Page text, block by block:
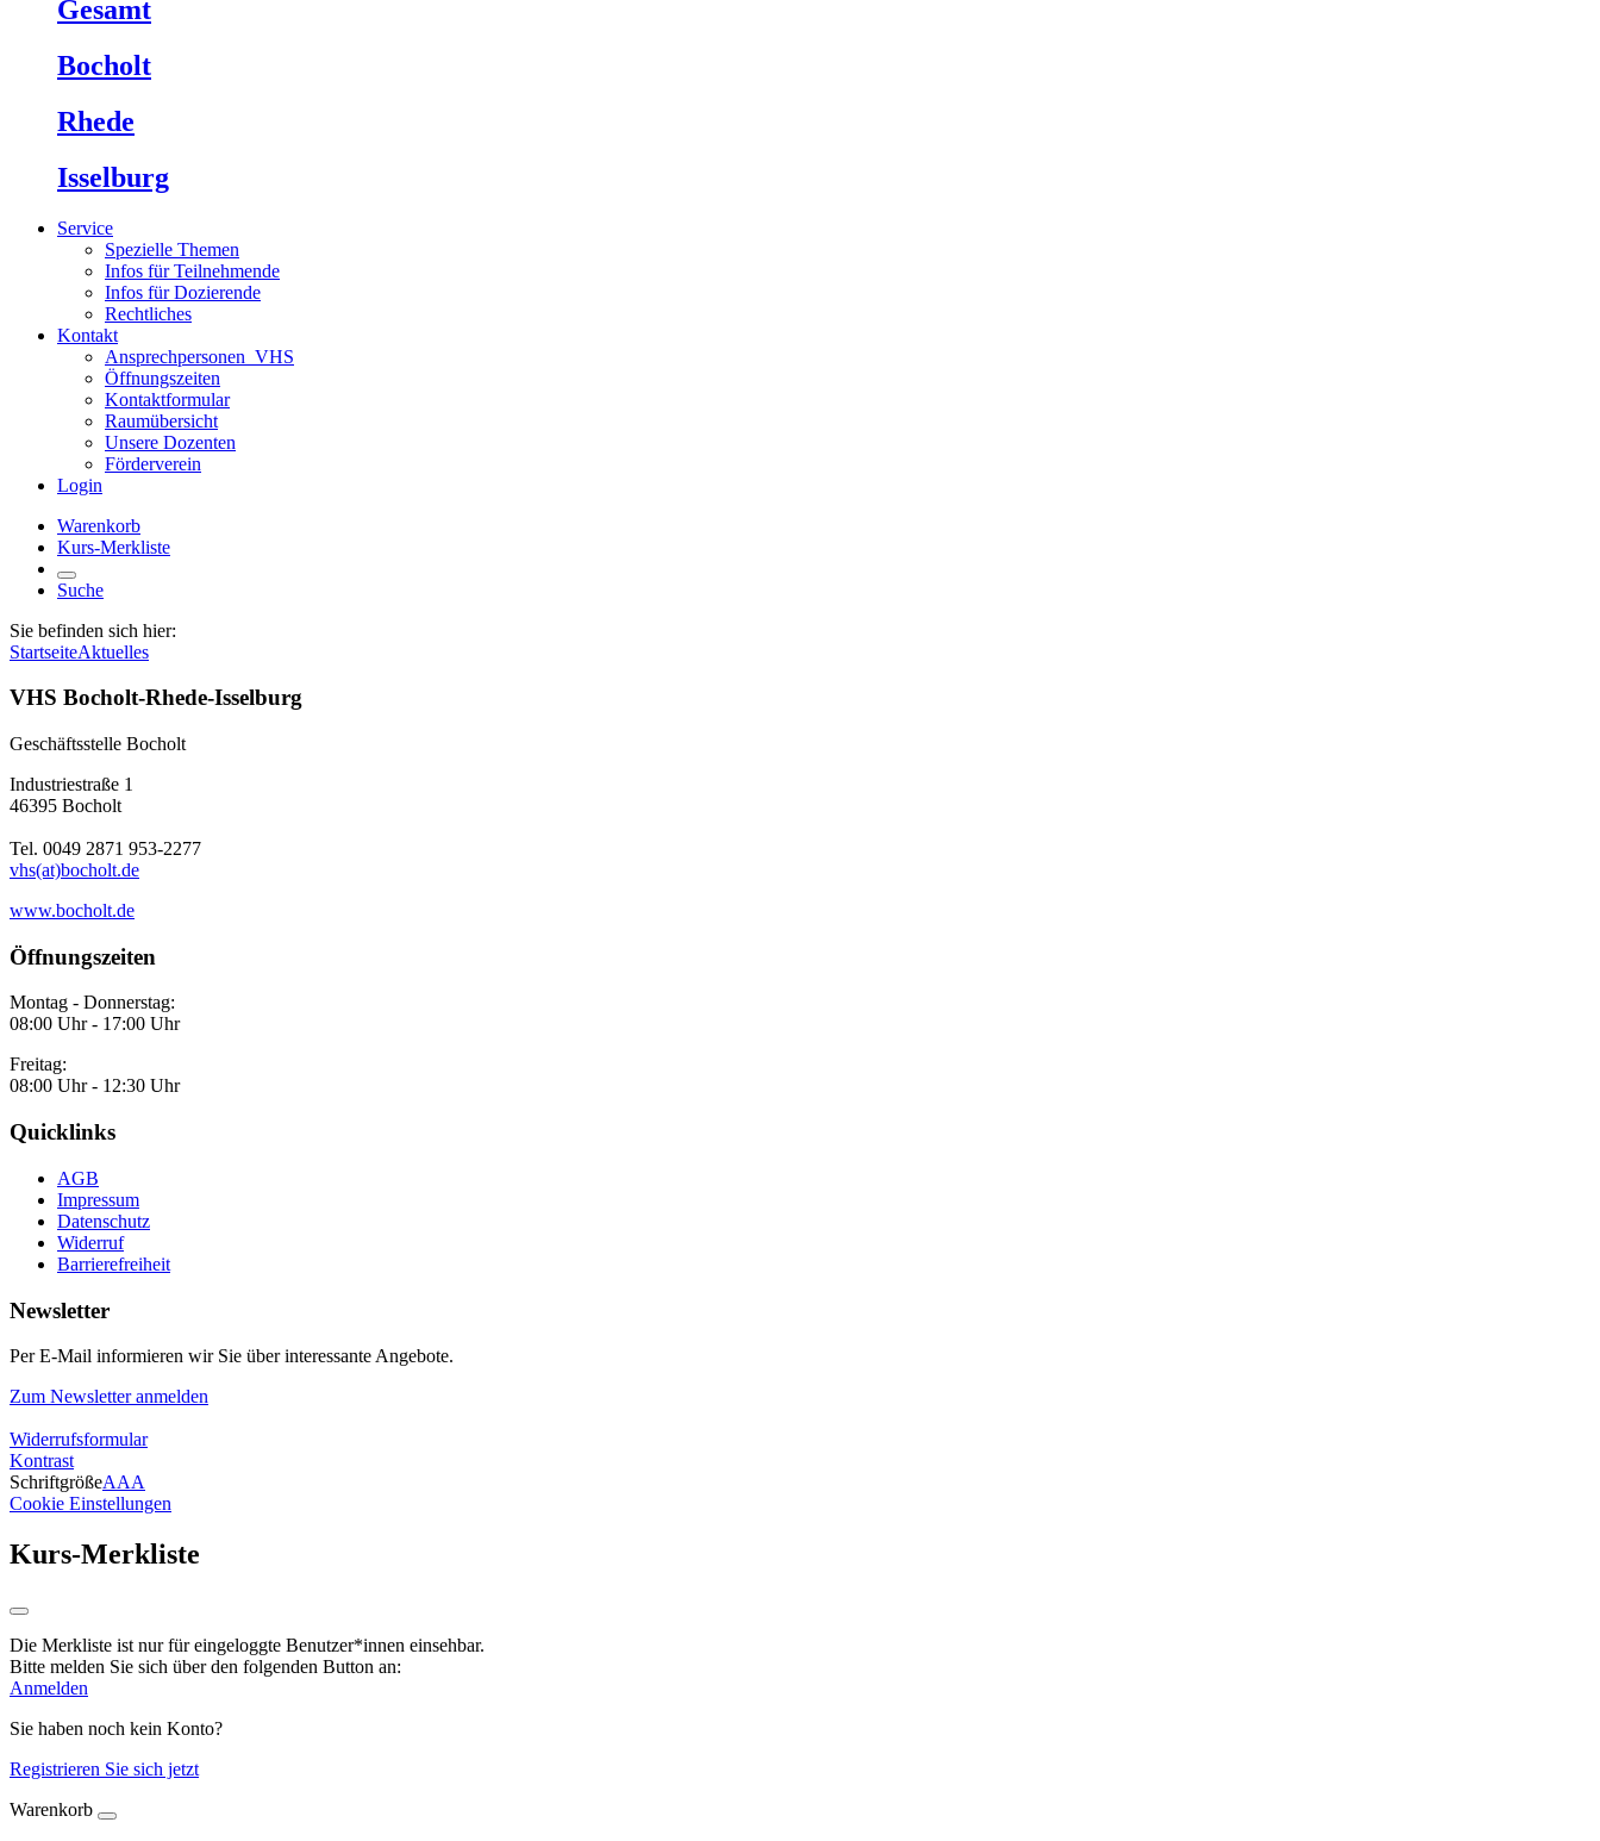
Gesamt
Bocholt
Rhede
Isselburg
Service
Spezielle Themen
Infos für Teilnehmende
Infos für Dozierende
Rechtliches
Kontakt
Ansprechpersonen_VHS
Öffnungszeiten
Kontaktformular
Raumübersicht
Unsere Dozenten
Förderverein
Login
Warenkorb
Kurs-Merkliste
Suche
Sie befinden sich hier:
StartseiteAktuelles
VHS Bocholt-Rhede-Isselburg
Geschäftsstelle Bocholt
Industriestraße 1
46395 Bocholt
Tel. 0049 2871 953-2277
vhs(at)bocholt.de
www.bocholt.de
Öffnungszeiten
Montag - Donnerstag:
08:00 Uhr - 17:00 Uhr
Freitag:
08:00 Uhr - 12:30 Uhr
Quicklinks
AGB
Impressum
Datenschutz
Widerruf
Barrierefreiheit
Newsletter
Per E-Mail informieren wir Sie über interessante Angebote.
Zum Newsletter anmelden
Widerrufsformular
Kontrast
SchriftgrößeAAA
Cookie Einstellungen
Kurs-Merkliste
Die Merkliste ist nur für eingeloggte Benutzer*innen einsehbar.
Bitte melden Sie sich über den folgenden Button an:
Anmelden
Sie haben noch kein Konto?
Registrieren Sie sich jetzt
Warenkorb